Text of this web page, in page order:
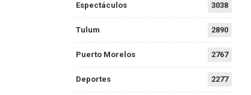
Espectáculos 3038
Tulum 2890
Puerto Morelos 2767
Deportes 2277